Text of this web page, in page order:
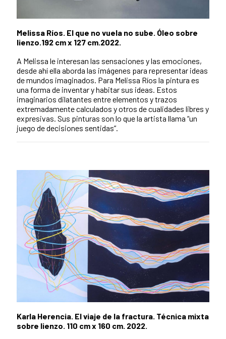
Melissa Ríos. El que no vuela no sube. Óleo sobre
lienzo.192 cm x 127 cm.2022.
A Melissa le interesan las sensaciones y las emociones,
desde ahí ella aborda las imágenes para representar ideas
de mundos imaginados. Para Melissa Ríos la pintura es
una forma de inventar y habitar sus ideas. Estos
imaginarios dilatantes entre elementos y trazos
extremadamente calculados y otros de cualidades libres y
expresivas. Sus pinturas son lo que la artista llama “un
juego de decisiones sentidas”.
Karla Herencia. El viaje de la fractura. Técnica mixta
sobre lienzo. 110 cm x 160 cm. 2022.